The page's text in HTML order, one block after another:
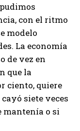
con el ritmo
modelo
La economía
de vez en
que la
ciento, quiere
siete veces
mantenía o si